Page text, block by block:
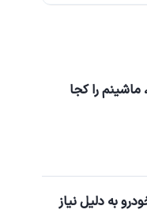
ماشینم را کجا
به دلیل نیاز